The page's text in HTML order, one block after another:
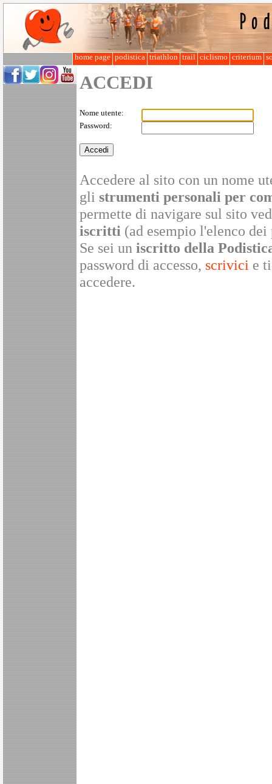
home page podistica triathlon trail ciclismo criterium
ACCEDI
Nome utente:
Password:
Accedere al sito con un nome
gli strumenti personali per
permette di navigare sul sito
iscritti (ad esempio l'elenco
Se sei un iscritto della
password di accesso, scrivici e
accedere.